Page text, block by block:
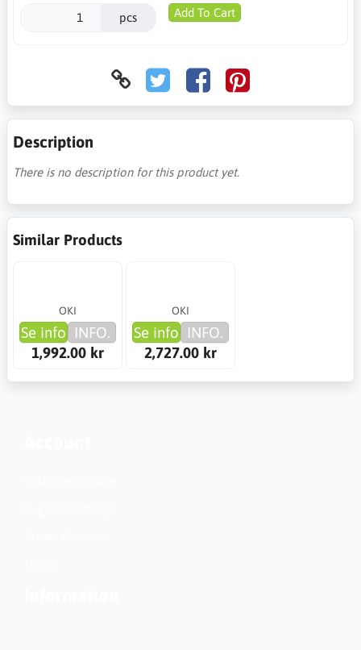
pcs Add To Cart
Description
There is no description for this product yet.
Similar Products
OKI
Se info INFO.
1,992.00 kr
OKI
Se info INFO.
2,727.00 kr